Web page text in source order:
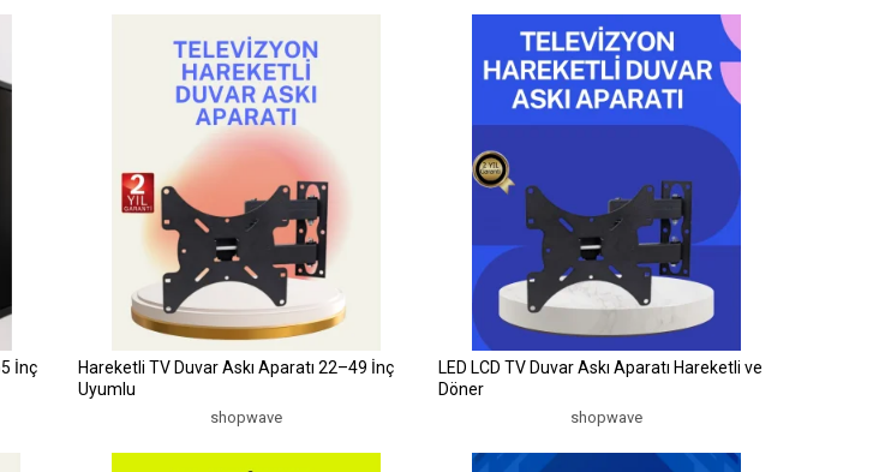
İnç
Hareketli TV Duvar Askı Aparatı 22–49 İnç
Uyumlu
shopwave
LED LCD TV Duvar Askı Aparatı Hareketli ve
Döner
shopwave